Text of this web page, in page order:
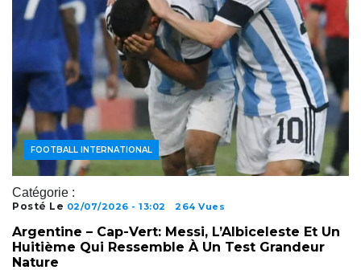
Catégorie :
ACTUALITÉS FOOTBALL
FOOTBALL AFRICAIN
FOOTBALL INTERNATIONAL
Posté Le 02/07/2026 - 13:02 264 Vues
Argentine – Cap-Vert: Messi, L’Albiceleste Et Un
Huitième Qui Ressemble À Un Test Grandeur
Nature